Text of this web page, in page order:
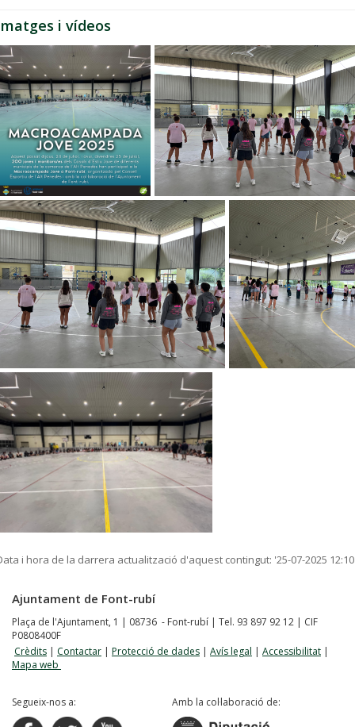
i vídeos
i hora de la darrera actualització d'aquest contingut: '25-07-2025 12:10
Ajuntament de Font-rubí
Plaça de l'Ajuntament, 1 | 08736 - Font-rubí | Tel. 93 897 92 12 | CIF
P0808400F
Crèdits | Contactar | Protecció de dades | Avís legal | Accessibilitat |
Mapa web
Segueix-nos a: Amb la col·laboració de: